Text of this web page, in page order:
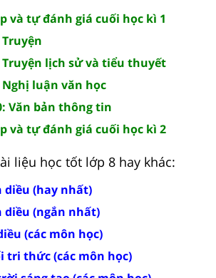
và tự đánh giá cuối học kì 1
Truyện lịch sử và tiểu thuyết
Nghị luận văn học
Văn bản thông tin
và tự đánh giá cuối học kì 2
liệu học tốt lớp 8 hay khác:
diều (hay nhất)
diều (ngắn nhất)
(các môn học)
tri thức (các môn học)